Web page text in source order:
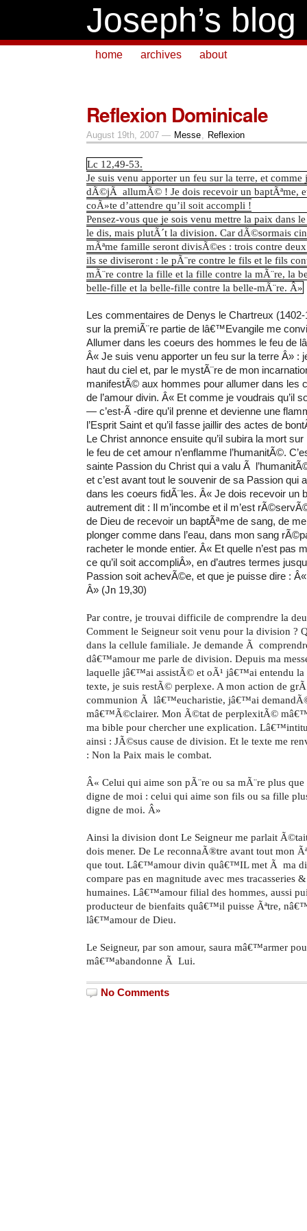
Joseph’s blog
home archives about
Reflexion Dominicale
August 19th, 2007 — Messe, Reflexion
Lc 12,49-53.
Je suis venu apporter un feu sur la terre, et
dÃ©jÃ allumÃ© ! Je dois recevoir un baptÃªme,
coÃ»te d’attendre qu’il soit accompli !
Pensez-vous que je sois venu mettre la paix dans
le dis, mais plutÃ´t la division. Car dÃ©sormais
mÃªme famille seront divisÃ©es : trois contre
ils se diviseront : le pÃ¨re contre le fils et le fils
mÃ¨re contre la fille et la fille contre la mÃ¨re, la
belle-fille et la belle-fille contre la belle-mÃ¨re. Â»
Les commentaires de Denys le Chartreux
sur la premiÃ¨re partie de lâ€™Evangile me
Allumer dans les coeurs des hommes le feu de
Â« Je suis venu apporter un feu sur la terre Â» :
haut du ciel et, par le mystÃ¨re de mon
manifestÃ© aux hommes pour allumer dans les
de l’amour divin. Â« Et comme je voudrais qu’il
— c’est-Ã -dire qu’il prenne et devienne une
l’Esprit Saint et qu’il fasse jaillir des actes de
Le Christ annonce ensuite qu’il subira la mort
le feu de cet amour n’enflamme l’humanitÃ©.
sainte Passion du Christ qui a valu Ã
et c’est avant tout le souvenir de sa Passion qui
dans les coeurs fidÃ¨les. Â« Je dois recevoir un
autrement dit : Il m’incombe et il m’est
de Dieu de recevoir un baptÃªme de sang, de
plonger comme dans l’eau, dans mon sang
racheter le monde entier. Â« Et quelle n’est pas
ce qu’il soit accompliÂ», en d’autres termes
Passion soit achevÃ©e, et que je puisse dire :
Â» (Jn 19,30)
Par contre, je trouvai difficile de comprendre la
Comment le Seigneur soit venu pour la division ?
dans la cellule familiale. Je demande Ã
dâ€™amour me parle de division. Depuis ma
laquelle jâ€™ai assistÃ© et oÃ¹ jâ€™ai entendu la
texte, je suis restÃ© perplexe. A mon action de
communion Ã lâ€™eucharistie, jâ€™ai
mâ€™Ã©clairer. Mon Ã©tat de perplexitÃ©
ma bible pour chercher une explication.
ainsi : JÃ©sus cause de division. Et le texte me
: Non la Paix mais le combat.
Â« Celui qui aime son pÃ¨re ou sa mÃ¨re plus
digne de moi : celui qui aime son fils ou sa fille
digne de moi. Â»
Ainsi la division dont Le Seigneur me parlait
dois mener. De Le reconnaÃ®tre avant tout mon
que tout. Lâ€™amour divin quâ€™IL met Ã ma
compare pas en magnitude avec mes tracasseries
humaines. Lâ€™amour filial des hommes, aussi
producteur de bienfaits quâ€™il puisse Ãªtre,
lâ€™amour de Dieu.
Le Seigneur, par son amour, saura mâ€™armer
mâ€™abandonne Ã Lui.
No Comments